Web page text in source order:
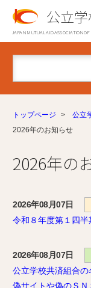
公立
JAPAN MUTUAL AID ASSOCIATION
トップページ > 公立
2026年のお知らせ
2026年の
2026年08月07日
令和８年度第１四
2026年08月07日
公立学校共済組合の
偽サイトや偽のＳＮ